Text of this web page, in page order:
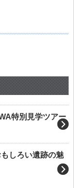
特別見学ツアー
しろい遺跡の魅